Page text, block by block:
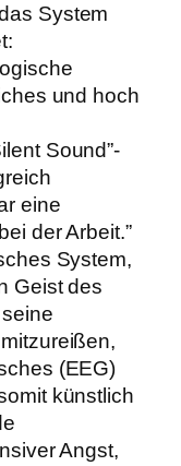
System
und hoch
Sound”-
eine
der Arbeit.”
System,
Geist des
(EEG)
künstlich
Angst,